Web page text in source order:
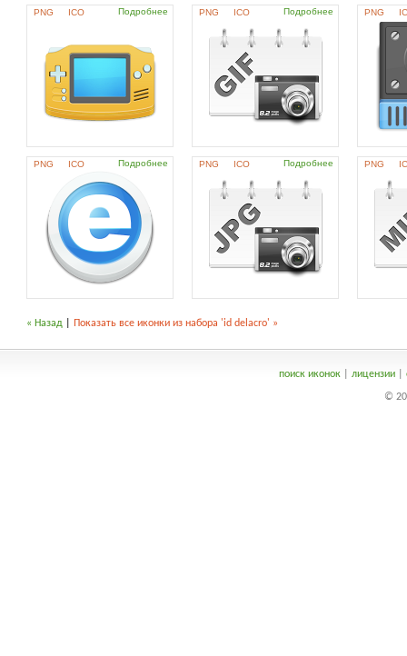
PNG ICO Подробнее PNG ICO Подробнее PNG
PNG ICO Подробнее PNG ICO Подробнее PNG
« Назад Показать все иконки из набора 'id delacro' »
поиск иконок| лицензии|
©